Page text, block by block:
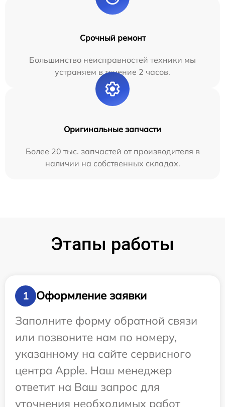
Срочный ремонт
Большинство неисправностей техники мы
устраняем в течение 2 часов.
Оригинальные запчасти
Более 20 тыс. запчастей от производителя в
наличии на собственных складах.
Этапы работы
1
Оформление заявки
Заполните форму обратной связи
или позвоните нам по номеру,
указанному на сайте сервисного
центра Apple. Наш менеджер
ответит на Ваш запрос для
уточнения необходимых работ